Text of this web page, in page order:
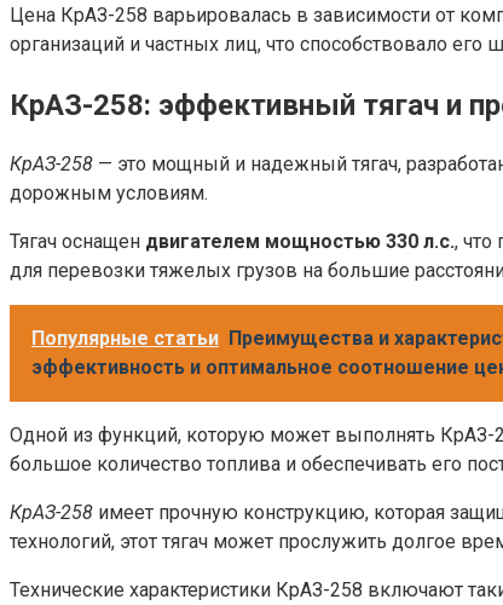
Цена КрАЗ-258 варьировалась в зависимости от
организаций и частных лиц, что способствовало его
КрАЗ-258: эффективный тягач и
КрАЗ-258 — это мощный и надежный тягач,
дорожным условиям.
Тягач оснащен двигателем мощностью 330 л.с., что
для перевозки тяжелых грузов на большие
Популярные статьи Преимущества и
эффективность и оптимальное соотношение
Одной из функций, которую может выполнять КрАЗ-
большое количество топлива и обеспечивать его
КрАЗ-258 имеет прочную конструкцию, которая
технологий, этот тягач может прослужить долгое
Технические характеристики КрАЗ-258 включают